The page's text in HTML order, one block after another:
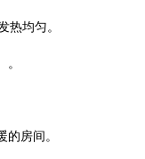
均匀。
房间。